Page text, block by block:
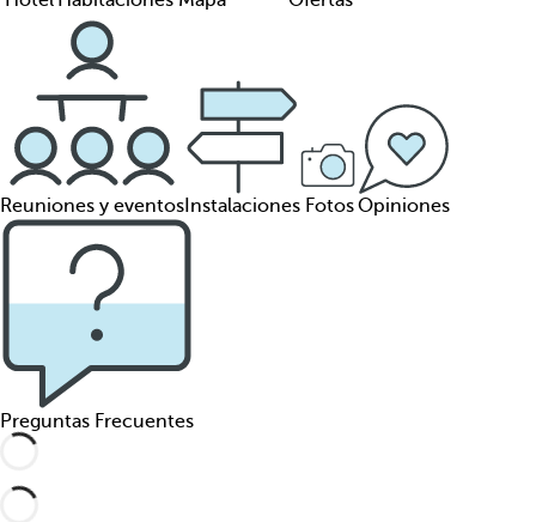
Reuniones y eventos Instalaciones FotosOpiniones
Preguntas Frecuentes